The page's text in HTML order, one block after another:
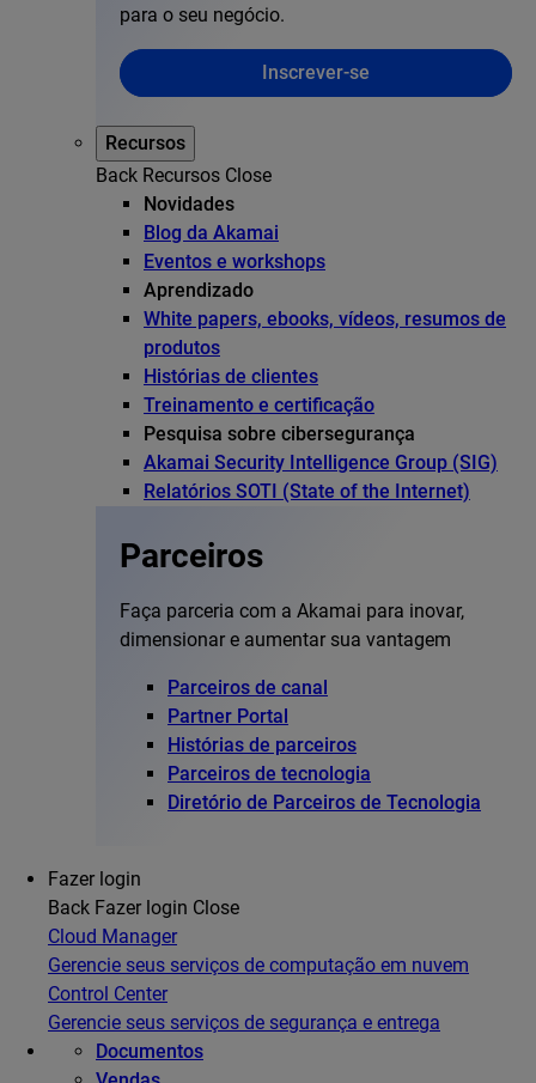
para o seu negócio.
Inscrever-se
Recursos
Back Recursos Close
Novidades
Blog da Akamai
Eventos e workshops
Aprendizado
White papers, ebooks, vídeos, resumos de
produtos
Histórias de clientes
Treinamento e certificação
Pesquisa sobre cibersegurança
Akamai Security Intelligence Group (SIG)
Relatórios SOTI (State of the Internet)
Parceiros
Faça parceria com a Akamai para inovar,
dimensionar e aumentar sua vantagem
Parceiros de canal
Partner Portal
Histórias de parceiros
Parceiros de tecnologia
Diretório de Parceiros de Tecnologia
Fazer login
Back Fazer login Close
Cloud Manager
Gerencie seus serviços de computação em nuvem
Control Center
Gerencie seus serviços de segurança e entrega
Documentos